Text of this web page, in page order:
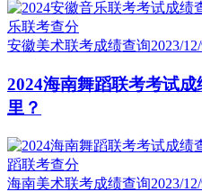
安徽美术联考成绩查询2023/
2024海南舞蹈联考考试
里？
海南美术联考成绩查询2023/